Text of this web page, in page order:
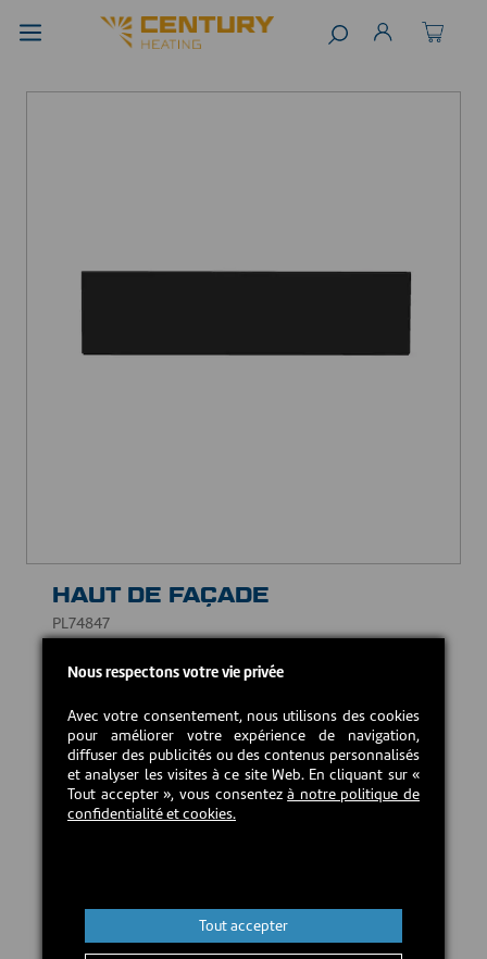
HAUT DE FAÇADE
PL74847
51,00 CAD$
En stock
Ajouter au panier
Nous respectons votre vie privée
Avec votre consentement, nous utilisons des cookies
pour améliorer votre expérience de navigation,
diffuser des publicités ou des contenus personnalisés
et analyser les visites à ce site Web. En cliquant sur «
Tout accepter », vous consentezà notre politique de
confidentialité et cookies.
Tout accepter